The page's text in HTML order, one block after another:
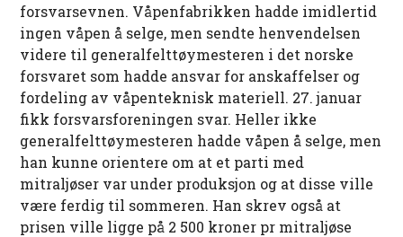
forsvarsevnen. Våpenfabrikken hadde imidlertid
ingen våpen å selge, men sendte henvendelsen
videre til generalfelttøymesteren i det norske
forsvaret som hadde ansvar for anskaffelser og
fordeling av våpenteknisk materiell. 27. januar
fikk forsvarsforeningen svar. Heller ikke
generalfelttøymesteren hadde våpen å selge, men
han kunne orientere om at et parti med
mitraljøser var under produksjon og at disse ville
være ferdig til sommeren. Han skrev også at
prisen ville ligge på 2 500 kroner pr mitraljøse